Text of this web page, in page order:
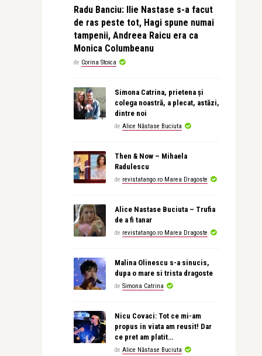
Radu Banciu: Ilie Nastase s-a facut
de ras peste tot, Hagi spune numai
tampenii, Andreea Raicu era ca
Monica Columbeanu
de Corina Stoica
Simona Catrina, prietena și
colega noastră, a plecat, astăzi,
dintre noi
de Alice Năstase Buciuta
Then & Now – Mihaela
Radulescu
de revistatango.ro Marea Dragoste
Alice Nastase Buciuta – Trufia
de a fi tanar
de revistatango.ro Marea Dragoste
Malina Olinescu s-a sinucis,
dupa o mare si trista dragoste
de Simona Catrina
Nicu Covaci: Tot ce mi-am
propus in viata am reusit! Dar
ce pret am platit…
de Alice Năstase Buciuta